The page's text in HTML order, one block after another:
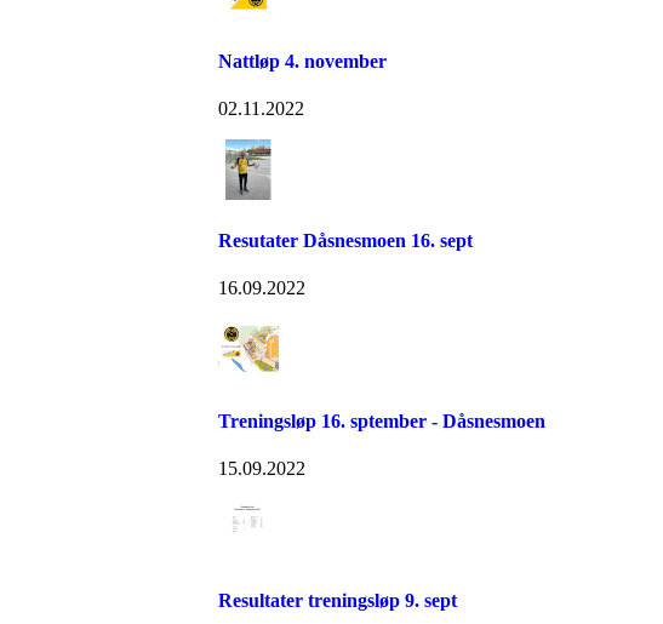
Nattløp 4. november
02.11.2022
Resutater Dåsnesmoen 16. sept
16.09.2022
Treningsløp 16. sptember - Dåsnesmoen
15.09.2022
Resultater treningsløp 9. sept